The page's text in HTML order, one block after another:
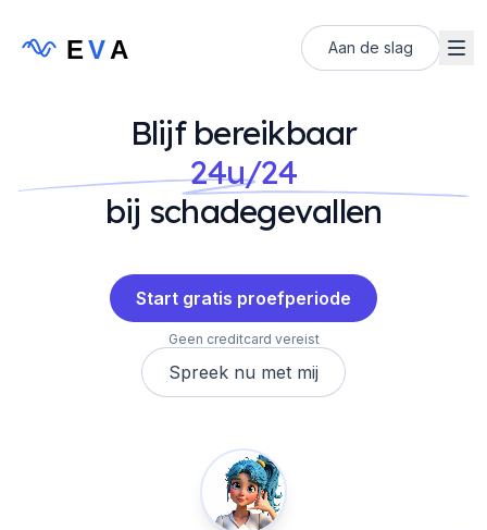
EVA Aan de slag
Blijf bereikbaar
24u/24
bij schadegevallen
Start gratis proefperiode
Geen creditcard vereist
Spreek nu met mij